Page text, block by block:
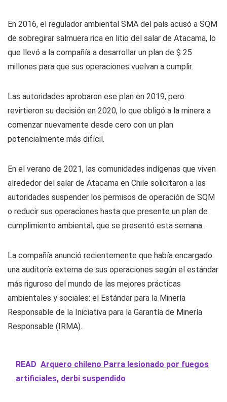
En 2016, el regulador ambiental SMA del país acusó a SQM
de sobregirar salmuera rica en litio del salar de Atacama, lo
que llevó a la compañía a desarrollar un plan de $ 25
millones para que sus operaciones vuelvan a cumplir.
Las autoridades aprobaron ese plan en 2019, pero
revirtieron su decisión en 2020, lo que obligó a la minera a
comenzar nuevamente desde cero con un plan
potencialmente más difícil.
En el verano de 2021, las comunidades indígenas que viven
alrededor del salar de Atacama en Chile solicitaron a las
autoridades suspender los permisos de operación de SQM
o reducir sus operaciones hasta que presente un plan de
cumplimiento ambiental, que se presentó esta semana.
La compañía anunció recientemente que había encargado
una auditoría externa de sus operaciones según el estándar
más riguroso del mundo de las mejores prácticas
ambientales y sociales: el Estándar para la Minería
Responsable de la Iniciativa para la Garantía de Minería
Responsable (IRMA).
READ Arquero chileno Parra lesionado por fuegos
artificiales, derbi suspendido